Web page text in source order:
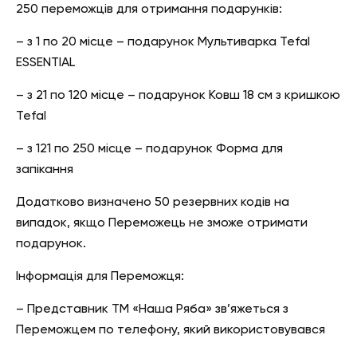
250 переможців для отримання подарунків:
– з 1 по 20 місце – подарунок Мультиварка Tefal
ESSENTIAL
– з 21 по 120 місце – подарунок Ковш 18 см з кришкою
Tefal
– з 121 по 250 місце – подарунок Форма для
запікання
Додатково визначено 50 резервних кодів на
випадок, якщо Переможець не зможе отримати
подарунок.
Інформація для Переможця:
– Представник ТМ «Наша Ряба» зв’яжеться з
Переможцем по телефону, який використовувався